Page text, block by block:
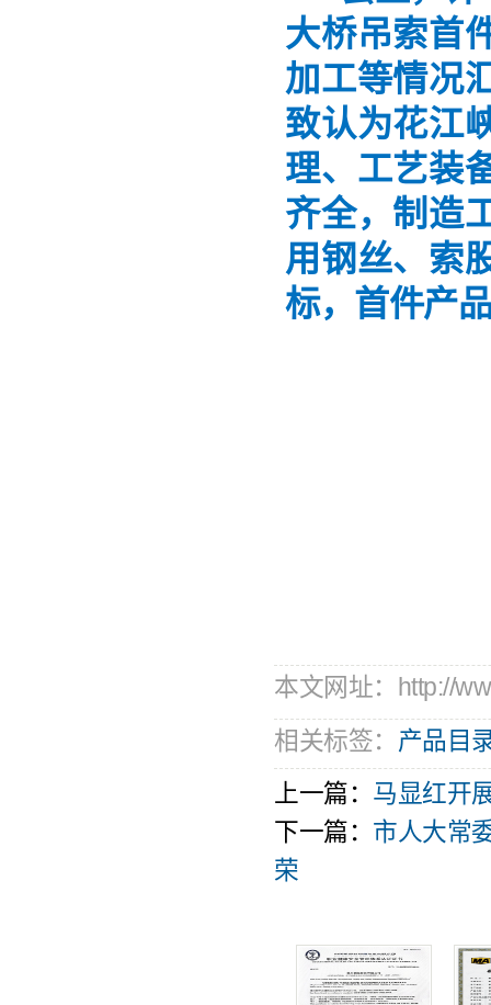
大桥吊索首
加工等情况
致认为花江
理、工艺装
齐全，制造
用钢丝、索
标，首件产
本文网址：http://
相关标签： 产品目
上一篇： 马显红开
下一篇： 市人大常
荣